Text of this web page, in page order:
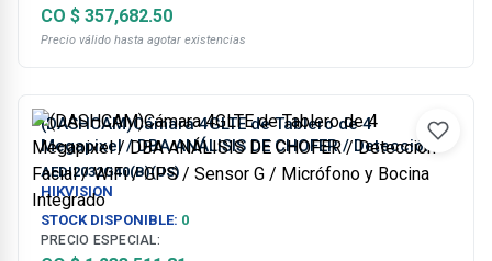
CO $ 357,682.50
Precio válido hasta agotar existencias
(DASHCAM)Cámara 4GLTE de Tablero de 4
Megapixel / DBA ANÁLISIS DE CHOFER / Detección
Facial / WiFi / GPS / Sensor G / Micrófono y Bocina
Integrado
AEDI2032G40(B)(US)
HIKVISION
STOCK DISPONIBLE: 0
PRECIO ESPECIAL: